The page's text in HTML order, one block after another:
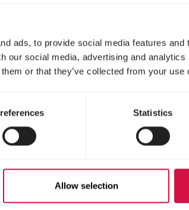
ads, to provide social media features
our social media, advertising and
or that they’ve collected from your
Statistics
Allow selection
en makkelijk verteerbare
vezels en belangrijke
plantdelen bevatten. De
zijn voor menselijke
om contact met ons op te